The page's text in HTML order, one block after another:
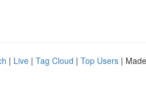
| Live | Tag Cloud | Top Users |